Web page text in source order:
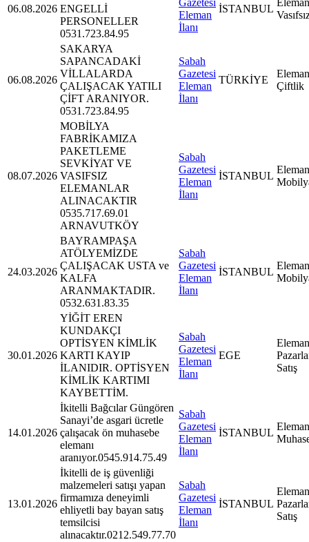
06.08.2026 ENGELLİ
PERSONELLER
0531.723.84.95
Gazetesi
Eleman
İlanı
İSTANBUL
06.08.2026
SAKARYA
SAPANCADAKİ
VİLLALARDA
ÇALIŞACAK YATILI
ÇİFT ARANIYOR.
0531.723.84.95
Sabah
Gazetesi
Eleman
İlanı
TÜRKİYE
Çiftlik
08.07.2026
MOBİLYA
FABRİKAMIZA
PAKETLEME
SEVKİYAT VE
VASIFSIZ
ELEMANLAR
ALINACAKTIR
0535.717.69.01
ARNAVUTKÖY
Sabah
Gazetesi
Eleman
İlanı
İSTANBUL
24.03.2026
BAYRAMPAŞA
ATÖLYEMİZDE
ÇALIŞACAK USTA ve
KALFA
ARANMAKTADIR.
0532.631.83.35
Sabah
Gazetesi
Eleman
İlanı
İSTANBUL
30.01.2026
YİĞİT EREN
KUNDAKÇI
OPTİSYEN KİMLİK
KARTI KAYIP
İLANIDIR. OPTİSYEN
KİMLİK KARTIMI
KAYBETTİM.
Sabah
Gazetesi
Eleman
İlanı
EGE
Satış
14.01.2026
İkitelli Bağcılar Güngören
Sanayi’de asgari ücretle
çalışacak ön muhasebe
elemanı
aranıyor.0545.914.75.49
Sabah
Gazetesi
Eleman
İlanı
İSTANBUL
13.01.2026
İkitelli de iş güvenliği
malzemeleri satışı yapan
firmamıza deneyimli
ehliyetli bay bayan satış
temsilcisi
alınacaktır.0212.549.77.70
Sabah
Gazetesi
Eleman
İlanı
İSTANBUL
Satış